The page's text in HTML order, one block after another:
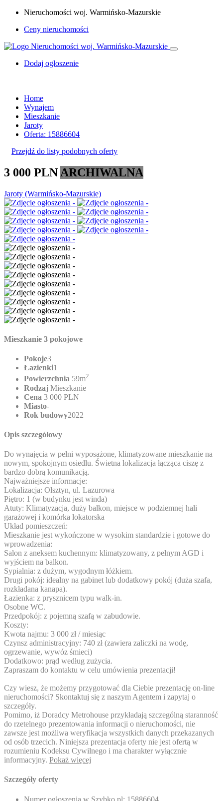
Nieruchomości woj. Warmińsko-Mazurskie
Ceny nieruchomości
Dodaj ogłoszenie
Home
Wynajem
Mieszkanie
Jaroty
Oferta: 15886604
Przejdź do listy podobnych oferty
3 000 PLN ARCHIWALNA
Jaroty (Warmińsko-Mazurskie)
Mieszkanie 3 pokojowe
Pokoje3
Łazienki1
Powierzchnia 59m2
Rodzaj Mieszkanie
Cena 3 000 PLN
Miasto-
Rok budowy2022
Opis szczegółowy
Do wynajęcia w pełni wyposażone, klimatyzowane mieszkanie na
nowym, spokojnym osiedlu. Świetna lokalizacja łącząca ciszę z
bardzo dobrą komunikacją.
Najważniejsze informacje:
Lokalizacja: Olsztyn, ul. Lazurowa
Piętro: 1 (w budynku jest winda)
Atuty: Klimatyzacja, duży balkon, miejsce w podziemnej hali
garażowej i komórka lokatorska
Układ pomieszczeń:
Mieszkanie jest wykończone w wysokim standardzie i gotowe do
wprowadzenia:
Salon z aneksem kuchennym: klimatyzowany, z pełnym AGD i
wyjściem na balkon.
Sypialnia: z dużym, wygodnym łóżkiem.
Drugi pokój: idealny na gabinet lub dodatkowy pokój (duża szafa,
rozkładana kanapa).
Łazienka: z prysznicem typu walk-in.
Osobne WC.
Przedpokój: z pojemną szafą w zabudowie.
Koszty:
Kwota najmu: 3 000 zł / miesiąc
Czynsz administracyjny: 740 zł (zawiera zaliczki na wodę,
ogrzewanie, wywóz śmieci)
Dodatkowo: prąd według zużycia.
Zapraszam do kontaktu w celu umówienia prezentacji!
Czy wiesz, że możemy przygotować dla Ciebie prezentację on-line
nieruchomości? Skontaktuj się z naszym Agentem i zapytaj o
szczegóły.
Pomimo, iż Doradcy Metrohouse przykładają szczególną staranność
do rzetelnego prezentowania informacji o nieruchomości, nie
zawsze jest możliwa weryfikacja wszystkich danych przekazanych
od osób trzecich. Niniejsza prezentacja oferty nie jest ofertą w
rozumieniu Kodeksu Cywilnego i ma charakter wyłącznie
informacyjny. Pokaż więcej
Szczegóły oferty
Numer ogłoszenia w Szybko.pl: 15886604